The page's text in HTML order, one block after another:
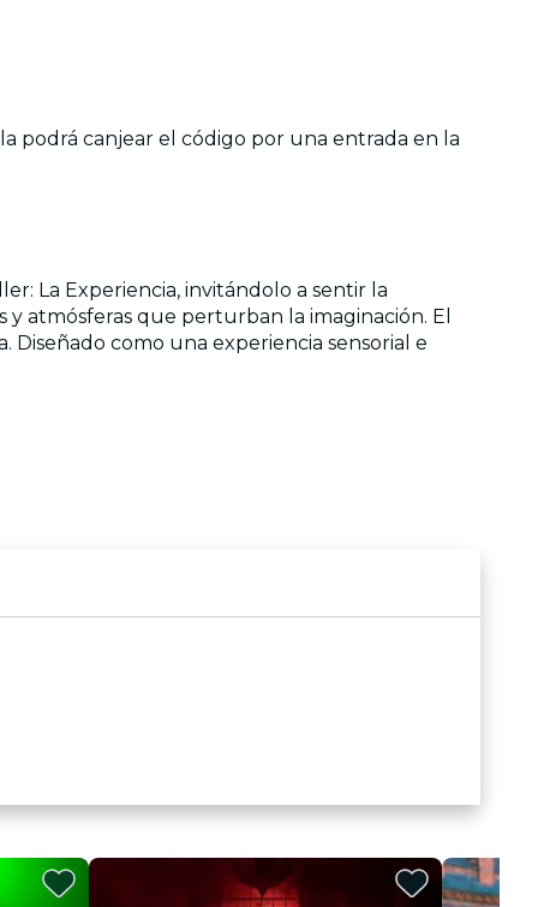
podrá canjear el código por una entrada en la
La Experiencia, invitándolo a sentir la
atmósferas que perturban la imaginación. El
como una experiencia sensorial e